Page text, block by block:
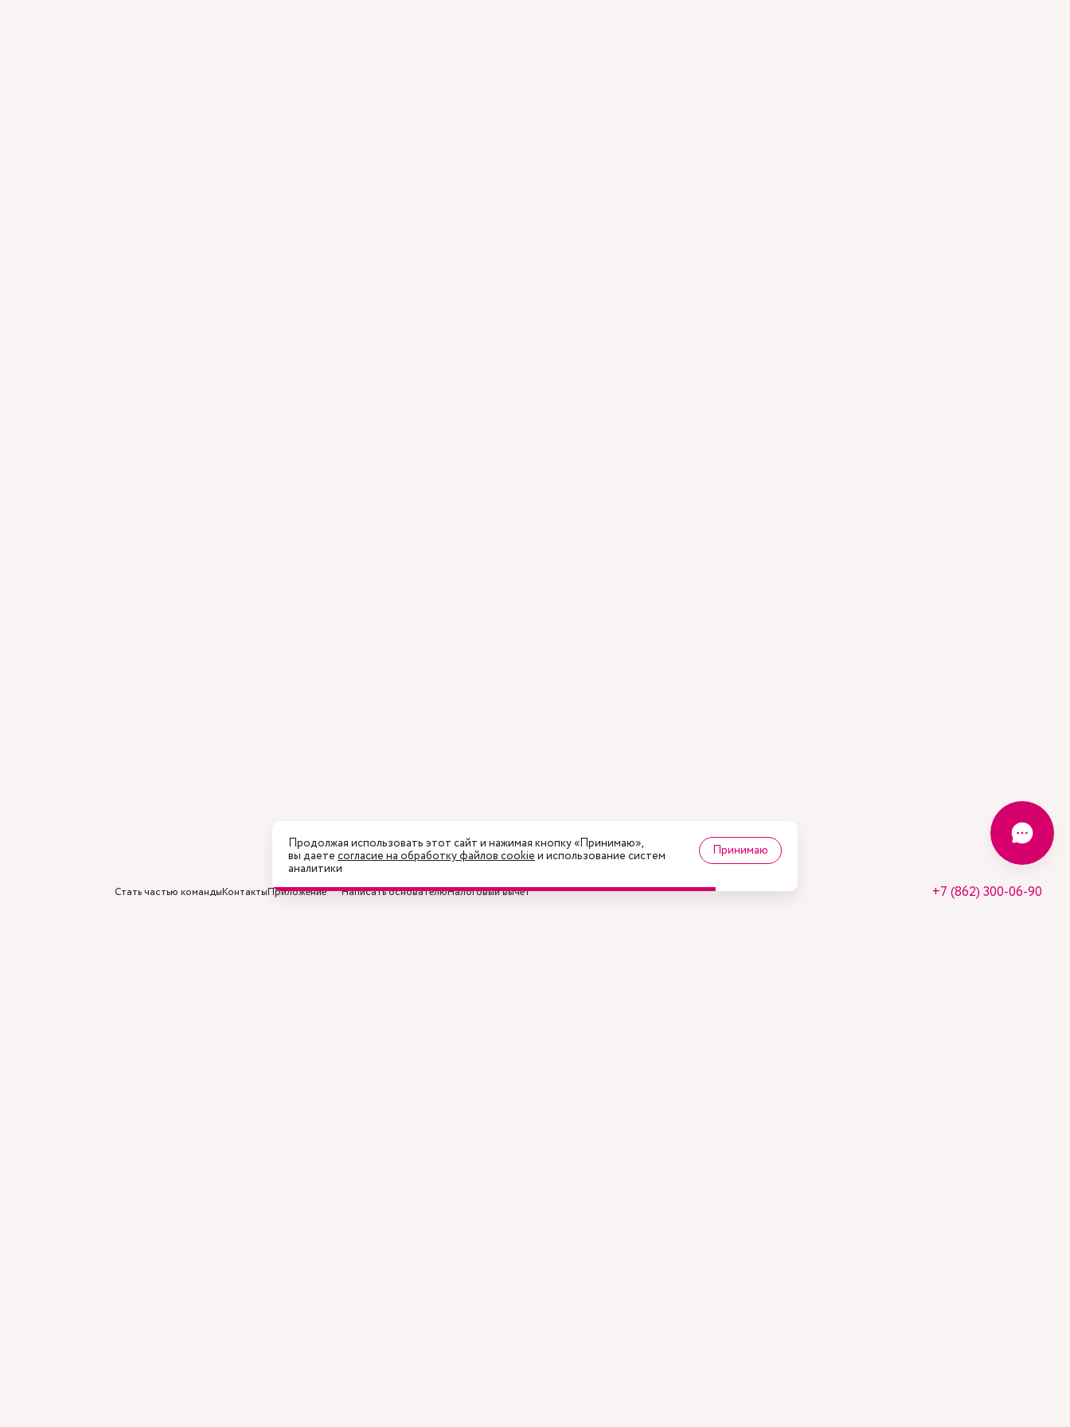
Продолжая использовать этот сайт и нажимая кнопку «Принимаю»,
вы даете согласие на обработку файлов cookieи использование систем
аналитики
Принимаю
Стать частью командыКонтактыПриложение Написать основателюНалоговый вычет +7 (862) 300-06-90